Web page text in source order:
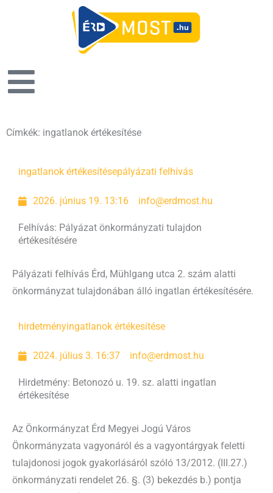
Címkék: ingatlanok értékesítése
ingatlanok értékesítésepályázati felhívás
2026. június 19. 13:16 info@erdmost.hu
Felhívás: Pályázat önkormányzati tulajdon
értékesítésére
Pályázati felhívás Érd, Mühlgang utca 2. szám alatti
önkormányzat tulajdonában álló ingatlan értékesítésére.
hirdetményingatlanok értékesítése
2024. július 3. 16:37 info@erdmost.hu
Hirdetmény: Betonozó u. 19. sz. alatti ingatlan
értékesítése
Az Önkormányzat Érd Megyei Jogú Város
Önkormányzata vagyonáról és a vagyontárgyak feletti
tulajdonosi jogok gyakorlásáról szóló 13/2012. (III.27.)
önkormányzati rendelet 26. §. (3) bekezdés b.) pontja